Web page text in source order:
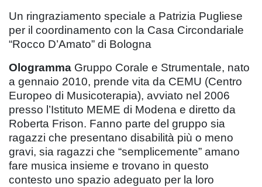
Un ringraziamento speciale a Patrizia Pugliese
per il coordinamento con la Casa Circondariale
“Rocco D’Amato” di Bologna
Ologramma Gruppo Corale e Strumentale, nato
a gennaio 2010, prende vita da CEMU (Centro
Europeo di Musicoterapia), avviato nel 2006
presso l’Istituto MEME di Modena e diretto da
Roberta Frison. Fanno parte del gruppo sia
ragazzi che presentano disabilità più o meno
gravi, sia ragazzi che “semplicemente” amano
fare musica insieme e trovano in questo
contesto uno spazio adeguato per la loro